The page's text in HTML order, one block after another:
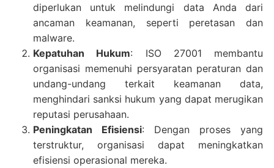
diperlukan untuk melindungi data Anda dari
ancaman keamanan, seperti peretasan dan
malware.
Kepatuhan Hukum: ISO 27001 membantu
organisasi memenuhi persyaratan peraturan dan
undang-undang terkait keamanan data,
menghindari sanksi hukum yang dapat merugikan
reputasi perusahaan.
Peningkatan Efisiensi: Dengan proses yang
terstruktur, organisasi dapat meningkatkan
efisiensi operasional mereka.